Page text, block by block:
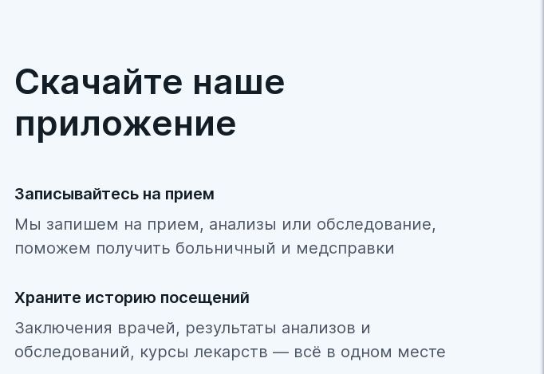
Скачайте наше
приложение
Записывайтесь на прием
Мы запишем на прием, анализы или обследование,
поможем получить больничный и медсправки
Храните историю посещений
Заключения врачей, результаты анализов и
обследований, курсы лекарств — всё в одном месте